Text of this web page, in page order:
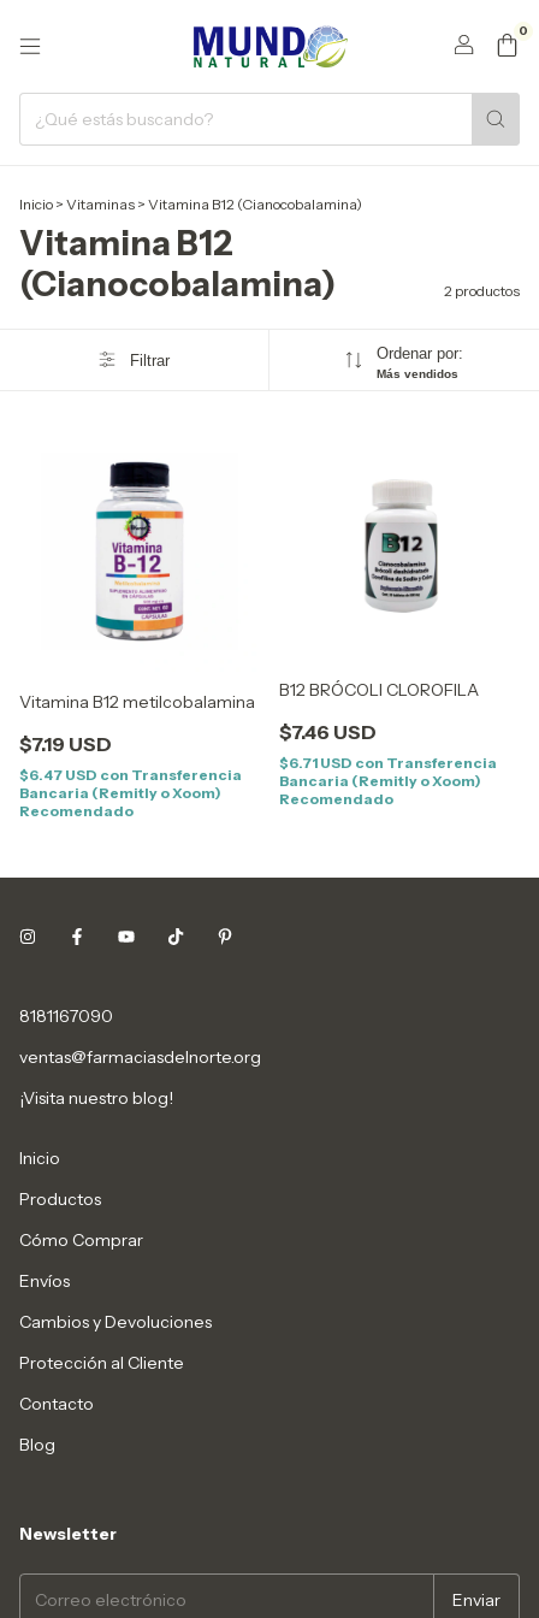
0
Inicio > Vitaminas > Vitamina B12 (Cianocobalamina)
Vitamina B12
(Cianocobalamina)
2 productos
Filtrar Ordenar por:
Más vendidos
Vitamina B12 metilcobalamina
$7.19 USD
$6.47 USD con Transferencia
Bancaria (Remitly o Xoom)
Recomendado
B12 BRÓCOLI CLOROFILA
$7.46 USD
$6.71 USD con Transferencia
Bancaria (Remitly o Xoom)
Recomendado
8181167090
ventas@farmaciasdelnorte.org
¡Visita nuestro blog!
Inicio
Productos
Cómo Comprar
Envíos
Cambios y Devoluciones
Protección al Cliente
Contacto
Blog
Newsletter